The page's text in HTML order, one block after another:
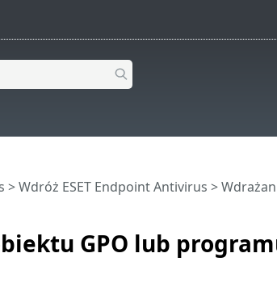
GPO lub
>Wdróż ESET Endpoint Antivirus >